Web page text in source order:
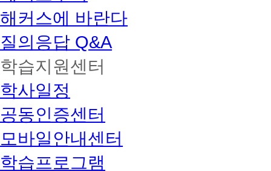
해커스에 바란다
질의응답 Q&A
학습지원센터
학사일정
공동인증센터
모바일안내센터
학습프로그램